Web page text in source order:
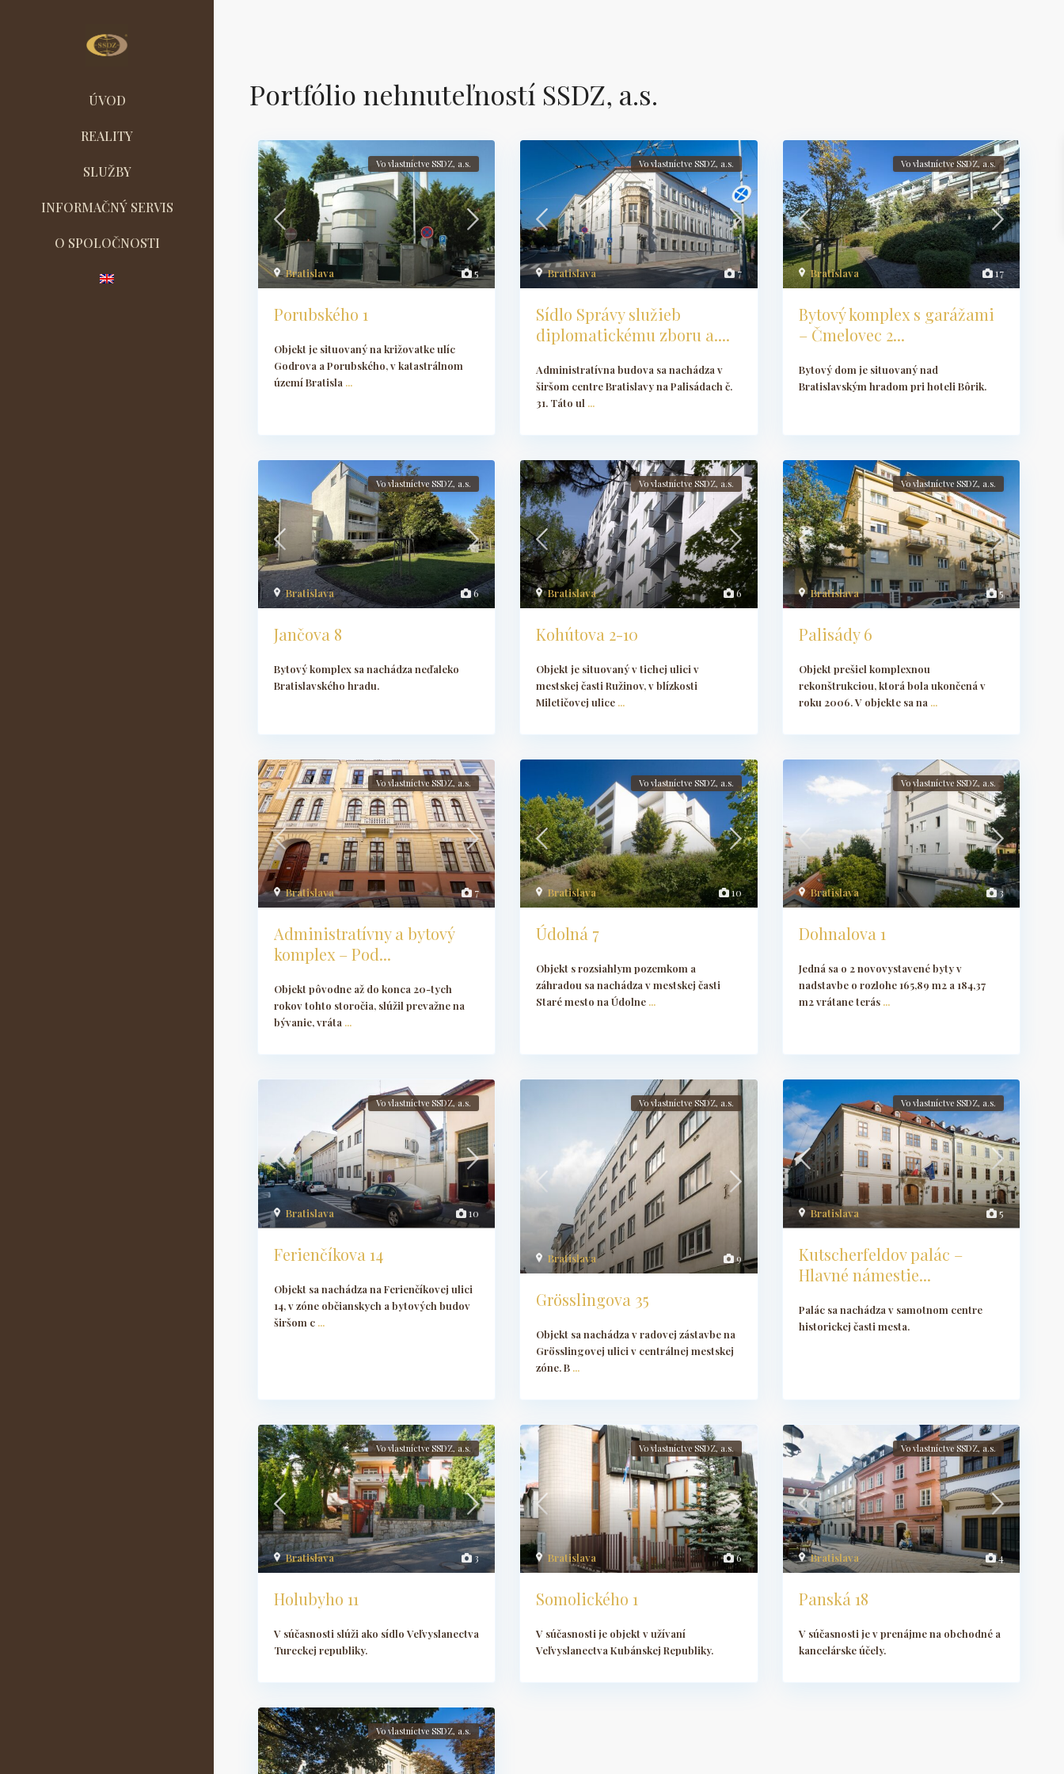
ÚVOD
REALITY
SLUŽBY
INFORMAČNÝ SERVIS
O SPOLOČNOSTI
Portfólio nehnuteľností SSDZ, a.s.
5
Bratislava
Vo vlastníctve SSDZ, a.s.
Porubského 1
Objekt je situovaný na križovatke ulíc
Godrova a Porubského, v katastrálnom
území Bratisla ...
7
Bratislava
Vo vlastníctve SSDZ, a.s.
Sídlo Správy služieb
diplomatickému zboru a....
Administratívna budova sa nachádza v
širšom centre Bratislavy na Palisádach č.
31. Táto ul ...
17
Bratislava
Vo vlastníctve SSDZ, a.s.
Bytový komplex s garážami
– Čmelovec 2...
Bytový dom je situovaný nad
Bratislavským hradom pri hoteli Bôrik.
6
Bratislava
Vo vlastníctve SSDZ, a.s.
Jančova 8
Bytový komplex sa nachádza neďaleko
Bratislavského hradu.
6
Bratislava
Vo vlastníctve SSDZ, a.s.
Kohútova 2-10
Objekt je situovaný v tichej ulici v
mestskej časti Ružinov, v blízkosti
Miletičovej ulice ...
5
Bratislava
Vo vlastníctve SSDZ, a.s.
Palisády 6
Objekt prešiel komplexnou
rekonštrukciou, ktorá bola ukončená v
roku 2006. V objekte sa na ...
7
Bratislava
Vo vlastníctve SSDZ, a.s.
Administratívny a bytový
komplex – Pod...
Objekt pôvodne až do konca 20-tych
rokov tohto storočia, slúžil prevažne na
bývanie, vráta ...
10
Bratislava
Vo vlastníctve SSDZ, a.s.
Údolná 7
Objekt s rozsiahlym pozemkom a
záhradou sa nachádza v mestskej časti
Staré mesto na Údolne ...
3
Bratislava
Vo vlastníctve SSDZ, a.s.
Dohnalova 1
Jedná sa o 2 novovystavené byty v
nadstavbe o rozlohe 165,89 m2 a 184,37
m2 vrátane terás ...
10
Bratislava
Vo vlastníctve SSDZ, a.s.
Ferienčíkova 14
Objekt sa nachádza na Ferienčíkovej ulici
14, v zóne občianskych a bytových budov
širšom c ...
9
Bratislava
Vo vlastníctve SSDZ, a.s.
Grösslingova 35
Objekt sa nachádza v radovej zástavbe na
Grösslingovej ulici v centrálnej mestskej
zóne. B ...
5
Bratislava
Vo vlastníctve SSDZ, a.s.
Kutscherfeldov palác –
Hlavné námestie...
Palác sa nachádza v samotnom centre
historickej časti mesta.
3
Bratislava
Vo vlastníctve SSDZ, a.s.
Holubyho 11
V súčasnosti slúži ako sídlo Veľvyslanectva
Tureckej republiky.
6
Bratislava
Vo vlastníctve SSDZ, a.s.
Somolického 1
V súčasnosti je objekt v užívaní
Veľvyslanectva Kubánskej Republiky.
4
Bratislava
Vo vlastníctve SSDZ, a.s.
Panská 18
V súčasnosti je v prenájme na obchodné a
kancelárske účely.
Vo vlastníctve SSDZ, a.s.